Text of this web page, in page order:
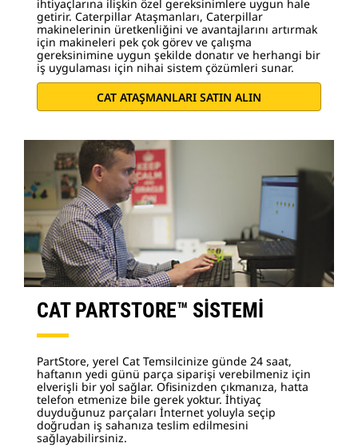
ihtiyaçlarına ilişkin özel gereksinimlere uygun hale
getirir. Caterpillar Ataşmanları, Caterpillar
makinelerinin üretkenliğini ve avantajlarını artırmak
için makineleri pek çok görev ve çalışma
gereksinimine uygun şekilde donatır ve herhangi bir
iş uygulaması için nihai sistem çözümleri sunar.
CAT ATAŞMANLARI SATIN ALIN
CAT PARTSTORE™ SİSTEMİ
PartStore, yerel Cat Temsilcinize günde 24 saat,
haftanın yedi günü parça siparişi verebilmeniz için
elverişli bir yol sağlar. Ofisinizden çıkmanıza, hatta
telefon etmenize bile gerek yoktur. İhtiyaç
duyduğunuz parçaları İnternet yoluyla seçip
doğrudan iş sahanıza teslim edilmesini
sağlayabilirsiniz.